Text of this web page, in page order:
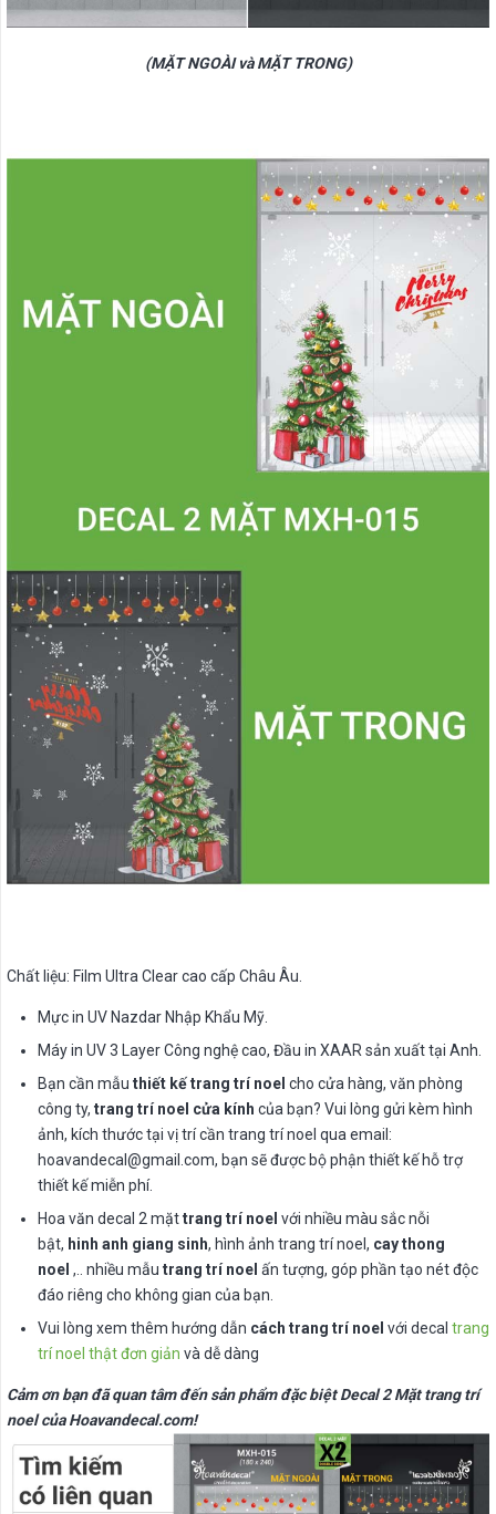
(MẶT NGOÀI và MẶT TRONG)
Chất liệu: Film Ultra Clear cao cấp Châu Âu.
Mực in UV Nazdar Nhập Khẩu Mỹ.
Máy in UV 3 Layer Công nghệ cao, Đầu in XAAR sản xuất tại Anh.
Bạn cần mẫu thiết kế trang trí noel cho cửa hàng, văn phòng
công ty, trang trí noel cửa kính của bạn? Vui lòng gửi kèm hình
ảnh, kích thước tại vị trí cần trang trí noel qua email:
hoavandecal@gmail.com, bạn sẽ được bộ phận thiết kế hỗ trợ
thiết kế miễn phí.
Hoa văn decal 2 mặttrang trí noel với nhiều màu sắc nỗi
bật, hinh anh giang sinh, hình ảnh trang trí noel, cay thong
noel ,.. nhiều mẫu trang trí noel ấn tượng, góp phần tạo nét độc
đáo riêng cho không gian của bạn.
Vui lòng xem thêm hướng dẫn cách trang trí noel với decal trang
trí noel thật đơn giản và dễ dàng
Cảm ơn bạn đã quan tâm đến sản phẩm đặc biệt Decal 2 Mặt trang trí
noel của Hoavandecal.com!